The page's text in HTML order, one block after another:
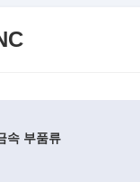
속 부품류